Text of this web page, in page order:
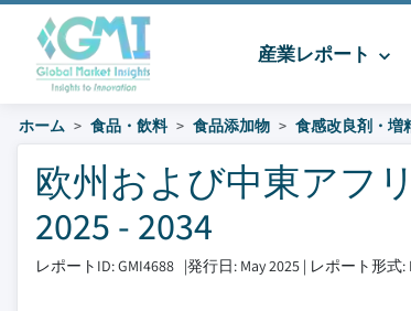
産業レポート
ホーム 食品・飲料 食品添加物 食感改良剤・増
欧州および中東アフ
2025 - 2034
レポートID: GMI4688 |発行日: May 2025 | レポート形式